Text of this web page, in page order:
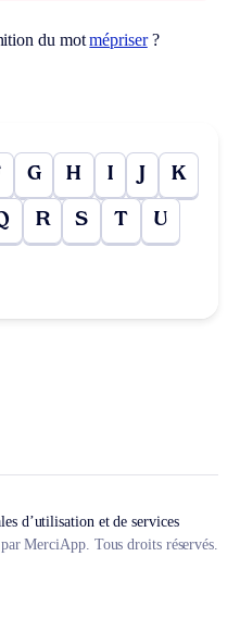
du motmépriser?
G H I J K
R S T U
d’utilisation et de services
MerciApp. Tous droits réservés.